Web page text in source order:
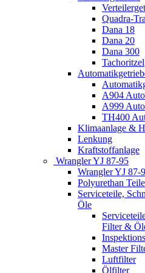
Quadra-
Dana 18
Dana 20
Dana 300
Tachoritzel
A904
A999
TH400
Klimaanlage &
Lenkung
Kraftstoffanlage
Wrangler YJ 87-95
Wrangler YJ 87-
Polyurethan Teile
Serviceteile,
Öle
Filter &
Master
Luftfilter
Ölfilter